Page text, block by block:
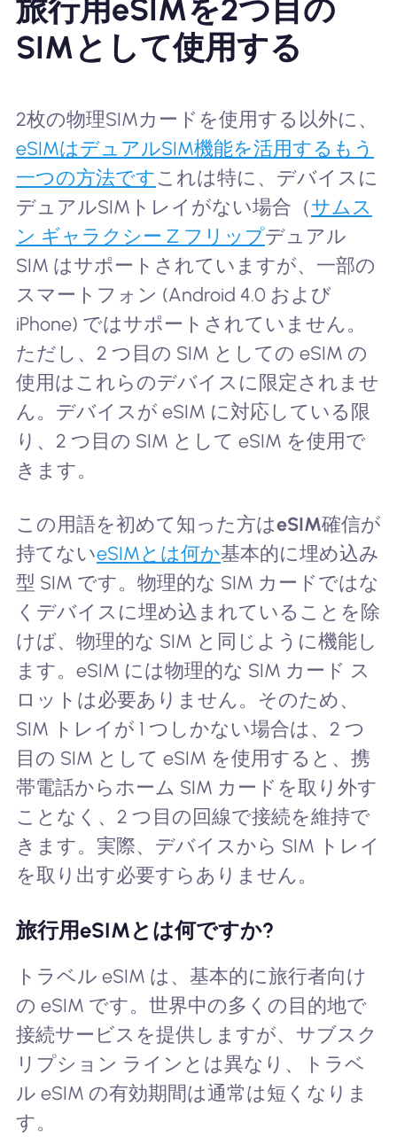
旅行用eSIMを2つ目の
SIMとして使用する
2枚の物理SIMカードを使用する以外に、
eSIMはデュアルSIM機能を活用するもう
一つの方法ですこれは特に、デバイスに
デュアルSIMトレイがない場合（サムス
ン ギャラクシー Z フリップデュアル
SIM はサポートされていますが、一部の
スマートフォン (Android 4.0 および
iPhone) ではサポートされていません。
ただし、2 つ目の SIM としての eSIM の
使用はこれらのデバイスに限定されませ
ん。デバイスが eSIM に対応している限
り、2 つ目の SIM として eSIM を使用で
きます。
この用語を初めて知った方はeSIM確信が
持てないeSIMとは何か基本的に埋め込み
型 SIM です。物理的な SIM カードではな
くデバイスに埋め込まれていることを除
けば、物理的な SIM と同じように機能し
ます。eSIM には物理的な SIM カード ス
ロットは必要ありません。そのため、
SIM トレイが 1 つしかない場合は、2 つ
目の SIM として eSIM を使用すると、携
帯電話からホーム SIM カードを取り外す
ことなく、2 つ目の回線で接続を維持で
きます。実際、デバイスから SIM トレイ
を取り出す必要すらありません。
旅行用eSIMとは何ですか?
トラベル eSIM は、基本的に旅行者向け
の eSIM です。世界中の多くの目的地で
接続サービスを提供しますが、サブスク
リプション ラインとは異なり、トラベ
ル eSIM の有効期間は通常は短くなりま
す。